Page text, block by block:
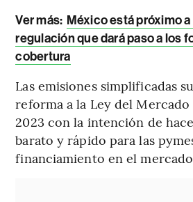
Ver más: México está próximo
regulación que dará paso a los
cobertura
Las emisiones simplificadas
reforma a la Ley del Mercado
2023 con la intención de
barato y rápido para las
financiamiento en el